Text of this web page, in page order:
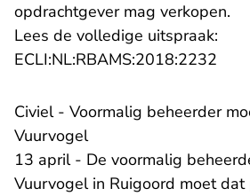
opdrachtgever mag verkopen.
Lees de volledige uitspraak:
ECLI:NL:RBAMS:2018:2232
Civiel - Voormalig beheerder
Vuurvogel
13 april - De voormalig
Vuurvogel in Ruigoord moet dat